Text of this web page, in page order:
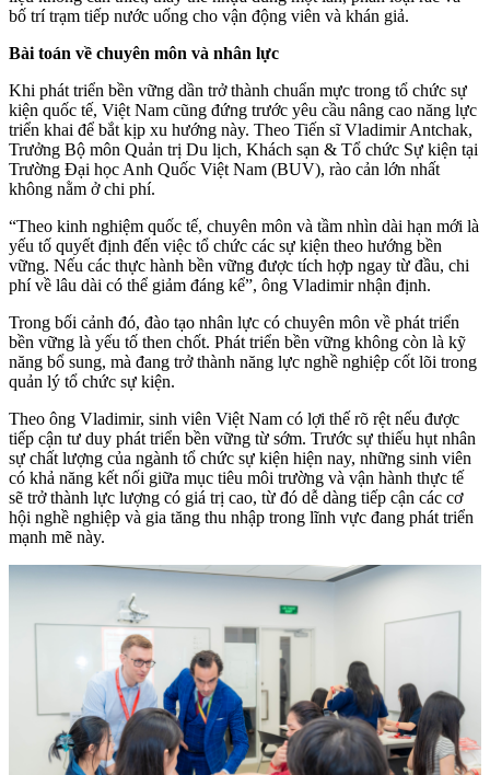
bố trí trạm tiếp nước uống cho vận động viên và khán giả.
Bài toán về chuyên môn và nhân lực
Khi phát triển bền vững dần trở thành chuẩn mực trong tổ chức sự
kiện quốc tế, Việt Nam cũng đứng trước yêu cầu nâng cao năng lực
triển khai để bắt kịp xu hướng này. Theo Tiến sĩ Vladimir Antchak,
Trưởng Bộ môn Quản trị Du lịch, Khách sạn & Tổ chức Sự kiện tại
Trường Đại học Anh Quốc Việt Nam (BUV), rào cản lớn nhất
không nằm ở chi phí.
“Theo kinh nghiệm quốc tế, chuyên môn và tầm nhìn dài hạn mới là
yếu tố quyết định đến việc tổ chức các sự kiện theo hướng bền
vững. Nếu các thực hành bền vững được tích hợp ngay từ đầu, chi
phí về lâu dài có thể giảm đáng kể”, ông Vladimir nhận định.
Trong bối cảnh đó, đào tạo nhân lực có chuyên môn về phát triển
bền vững là yếu tố then chốt. Phát triển bền vững không còn là kỹ
năng bổ sung, mà đang trở thành năng lực nghề nghiệp cốt lõi trong
quản lý tổ chức sự kiện.
Theo ông Vladimir, sinh viên Việt Nam có lợi thế rõ rệt nếu được
tiếp cận tư duy phát triển bền vững từ sớm. Trước sự thiếu hụt nhân
sự chất lượng của ngành tổ chức sự kiện hiện nay, những sinh viên
có khả năng kết nối giữa mục tiêu môi trường và vận hành thực tế
sẽ trở thành lực lượng có giá trị cao, từ đó dễ dàng tiếp cận các cơ
hội nghề nghiệp và gia tăng thu nhập trong lĩnh vực đang phát triển
mạnh mẽ này.